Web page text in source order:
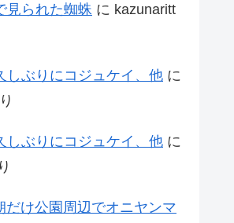
見られた蜘蛛 に kazunaritt
ぶりにコジュケイ、他 に
ぶりにコジュケイ、他 に
だけ公園周辺でオニヤンマ